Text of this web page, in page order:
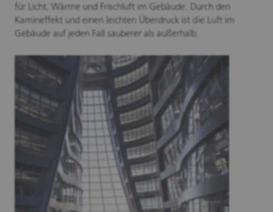
für Licht, Wärme und Frischluft im Gebäude. Durch den
Kamineffekt und einen leichten Überdruck ist die Luft im
Gebäude auf jeden Fall sauberer als außerhalb.